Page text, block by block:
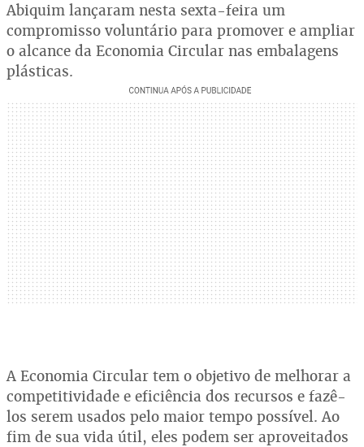
Abiquim lançaram nesta sexta-feira um
compromisso voluntário para promover e ampliar
o alcance da Economia Circular nas embalagens
plásticas.
A Economia Circular tem o objetivo de melhorar a
competitividade e eficiência dos recursos e fazê-
los serem usados pelo maior tempo possível. Ao
fim de sua vida útil, eles podem ser aproveitados